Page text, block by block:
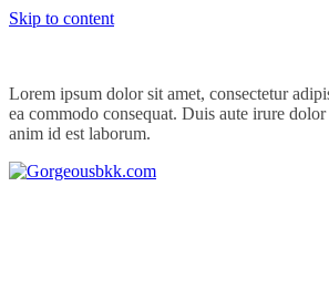
Skip to content
Lorem ipsum dolor sit amet, consectetur
ea commodo consequat. Duis aute irure
anim id est laborum.